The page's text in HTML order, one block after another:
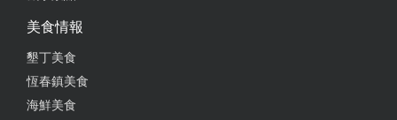
美食情報
墾丁美食
恆春鎮美食
海鮮美食